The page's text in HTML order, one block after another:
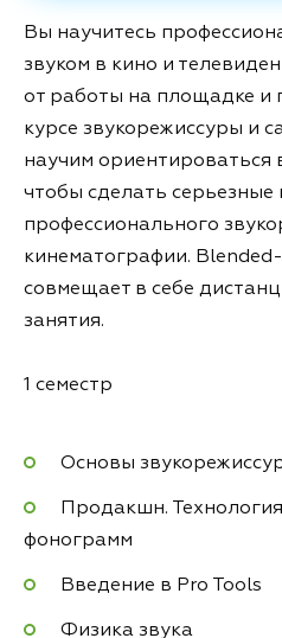
Вы научитесь
звуком в кино и
от работы на площадке и
курсе звукорежиссуры и
научим ориентироваться
чтобы сделать
профессионального
кинематографии.
совмещает в себе
занятия.
1 семестр
Основы
Продакшн.
фонограмм
Введение в Pro Tools
Физика звука